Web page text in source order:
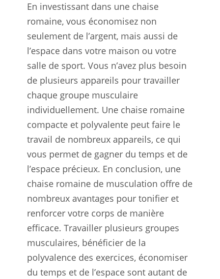
En investissant dans une chaise
romaine, vous économisez non
seulement de l’argent, mais aussi de
l’espace dans votre maison ou votre
salle de sport. Vous n’avez plus besoin
de plusieurs appareils pour travailler
chaque groupe musculaire
individuellement. Une chaise romaine
compacte et polyvalente peut faire le
travail de nombreux appareils, ce qui
vous permet de gagner du temps et de
l’espace précieux. En conclusion, une
chaise romaine de musculation offre de
nombreux avantages pour tonifier et
renforcer votre corps de manière
efficace. Travailler plusieurs groupes
musculaires, bénéficier de la
polyvalence des exercices, économiser
du temps et de l’espace sont autant de